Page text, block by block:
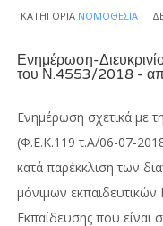
ΚΑΤΗΓΟΡΊΑ ΝΟΜΟΘΕΣΊΑ
Ενημέρωση-
του Ν.4553/2018 -
Ενημέρωση σχετικά με
(Φ.Ε.Κ.119 τ.Α΄/06-07-
κατά παρέκκλιση των
μόνιμων
Εκπαίδευσης που είναι